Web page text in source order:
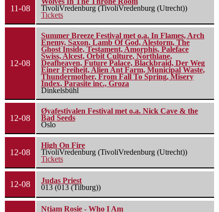
11-08
TivoliVredenburg (TivoliVredenburg (Utrecht))
Tickets
12-08
Summer Breeze Festival met o.a. In Flames, Arch
Enemy, Saxon, Lamb Of God, Alestorm, The
Ghost Inside, Testament, Amorphis, Paleface
Swiss, Alcest, Orbit Culture, Northlane,
Deafheaven, Future Palace, Blackbraid, Der Weg
Einer Freiheit, Alien Ant Farm, Municipal Waste,
Thundermother, From Fall To Spring, Misery
Index, Parasite inc., Groza
Dinkelsbühl
12-08
Øyafestivalen Festival met o.a. Nick Cave & the
Bad Seeds
Oslo
12-08
High On Fire
TivoliVredenburg (TivoliVredenburg (Utrecht))
Tickets
12-08
Judas Priest
013 (013 (Tilburg))
Ntjam Rosie - Who I Am